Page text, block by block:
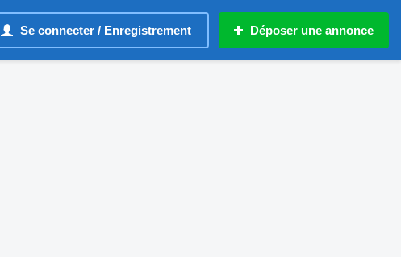
Se connecter / Enregistrement Déposer une annonce